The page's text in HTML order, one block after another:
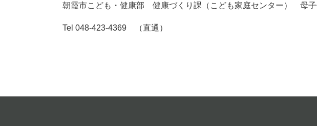
朝霞市こども・健康部 健康づくり課（こども家庭センター） 母
Tel 048-423-4369 （直通）